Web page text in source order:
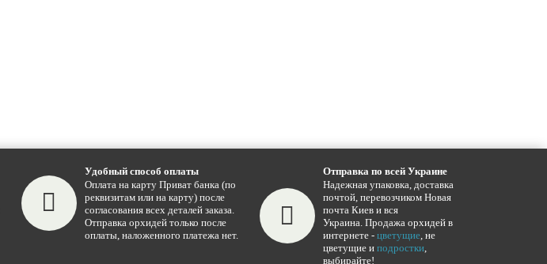
Удобный способ оплаты
Оплата на карту Приват банка (по
реквизитам или на карту) после
согласования всех деталей заказа.
Отправка орхидей только после
оплаты, наложенного платежа нет.
Отправка по всей Украине
Надежная упаковка, доставка
почтой, перевозчиком Новая
почта Киев и вся
Украина. Продажа орхидей в
интернете - цветущие, не
цветущие и подростки,
выбирайте!